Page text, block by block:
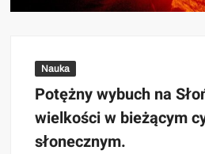
Nauka
Potężny wybuch na
wielkości w bieżącym
słonecznym.